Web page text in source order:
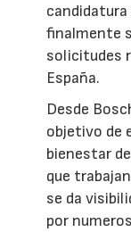
candidatura
finalmente
solicitudes
España.
Desde
objetivo de
bienestar
que
se da
por